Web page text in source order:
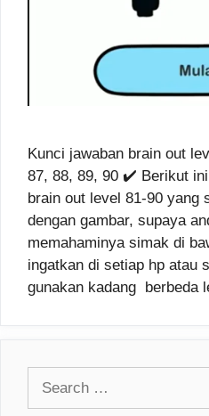
Kunci jawaban brain out
87, 88, 89, 90 ✔️ Berikut
brain out level 81-90 yang
dengan gambar, supaya
memahaminya simak di
ingatkan di setiap hp atau
gunakan kadang berbeda